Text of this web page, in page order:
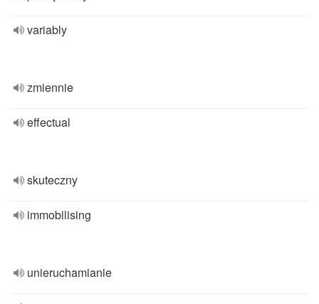
variably
zmiennie
effectual
skuteczny
immobilising
unieruchamianie